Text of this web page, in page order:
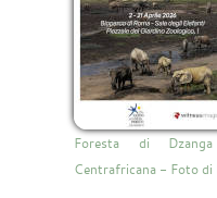
Foresta di
Centrafricana - Foto di